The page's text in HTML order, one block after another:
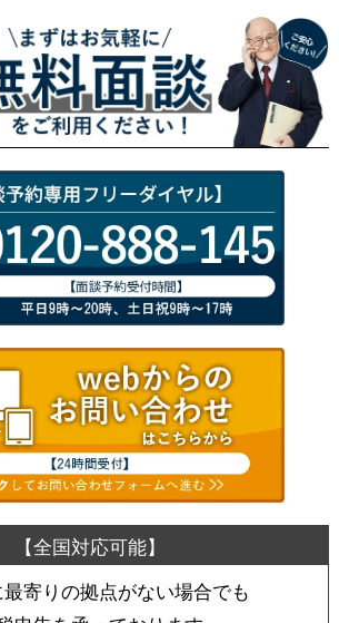
寄りの拠点がない場合でも